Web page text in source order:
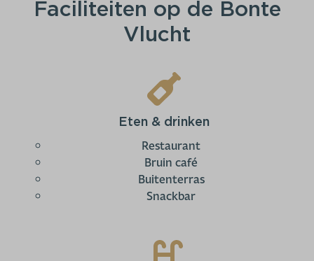
Faciliteiten op de Bonte
Vlucht
Eten & drinken
Restaurant
Bruin café
Buitenterras
Snackbar